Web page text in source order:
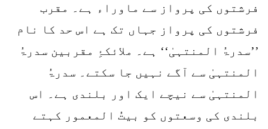
فرشتوں کی پرواز سے ماوراء ہے۔ مقرب
فرشتوں کی پرواز جہاں تک ہے اس حد کا نام
’’سدرۃُ المنتہیٰ‘‘ ہے۔ ملائکۂِ مقربین سدرۃُ
المنتہیٰ سے آگے نہیں جا سکتے۔ سدرۃُ
المنتہیٰ سے نیچے ایک اور بلندی ہے۔ اس
بلندی کی وسعتوں کو بیتُ المعمور کہتے